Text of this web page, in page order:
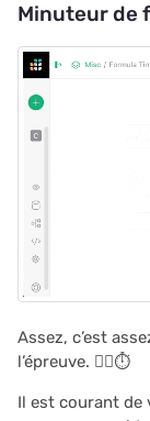
Minuteur de
Assez, c’est
l’épreuve. 🏃‍♀️⏱️
Il est courant de